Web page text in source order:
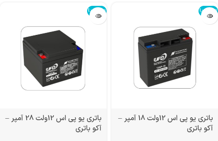
تمام شد!
باتری یو پی اس 12ولت 18 آمپر –
آکو باتری
تمام شد!
باتری یو پی اس 12ولت 28 آمپر –
آکو باتری